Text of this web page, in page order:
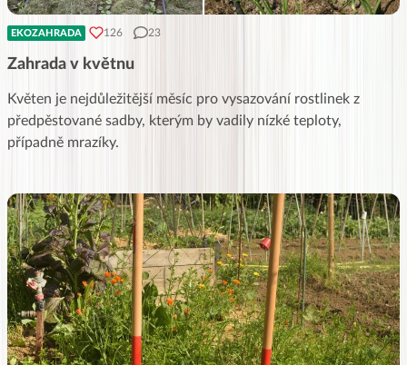
EKOZAHRADA 126 23
Zahrada v květnu
Květen je nejdůležitější měsíc pro vysazování rostlinek z
předpěstované sadby, kterým by vadily nízké teploty,
případně mrazíky.